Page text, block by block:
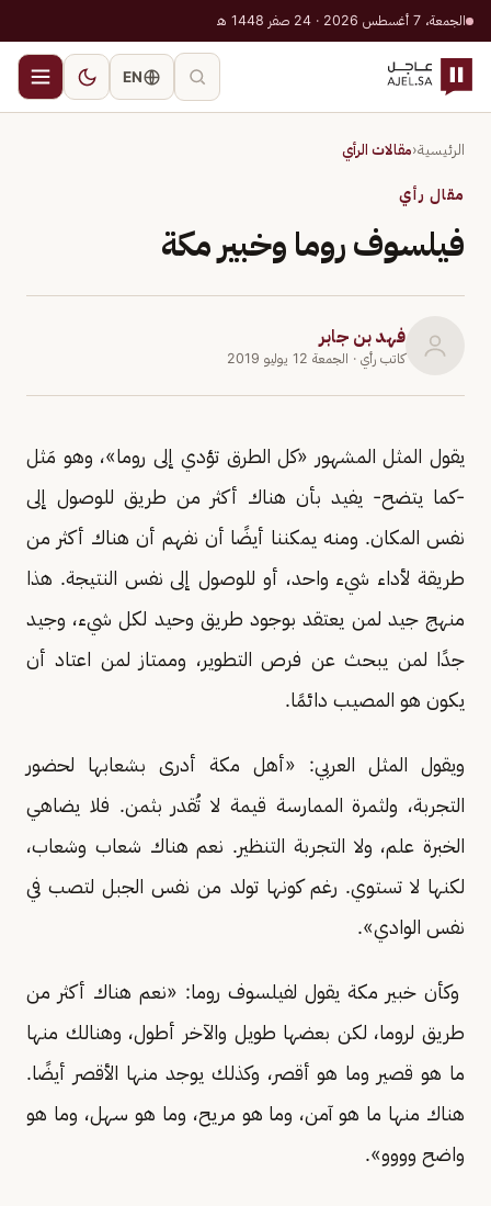
الجمعة، 7 أغسطس 2026 · 24 صفر 1448 هـ
EN
الرئيسية‹مقالات الرأي
مقال رأي
فيلسوف روما وخبير مكة
فهد بن جابر
كاتب رأي · الجمعة 12 يوليو 2019
يقول المثل المشهور «كل الطرق تؤدي إلى روما»، وهو مَثل
-كما يتضح- يفيد بأن هناك أكثر من طريق للوصول إلى
نفس المكان. ومنه يمكننا أيضًا أن نفهم أن هناك أكثر من
طريقة لأداء شيء واحد، أو للوصول إلى نفس النتيجة. هذا
منهج جيد لمن يعتقد بوجود طريق وحيد لكل شيء، وجيد
جدًا لمن يبحث عن فرص التطوير، وممتاز لمن اعتاد أن
يكون هو المصيب دائمًا.
ويقول المثل العربي: «أهل مكة أدرى بشعابها لحضور
التجربة، ولثمرة الممارسة قيمة لا تُقدر بثمن. فلا يضاهي
الخبرة علم، ولا التجربة التنظير. نعم هناك شعاب وشعاب،
لكنها لا تستوي. رغم كونها تولد من نفس الجبل لتصب في
نفس الوادي».
وكأن خبير مكة يقول لفيلسوف روما: «نعم هناك أكثر من
طريق لروما، لكن بعضها طويل والآخر أطول، وهنالك منها
ما هو قصير وما هو أقصر، وكذلك يوجد منها الأقصر أيضًا.
هناك منها ما هو آمن، وما هو مريح، وما هو سهل، وما هو
واضح وووو».